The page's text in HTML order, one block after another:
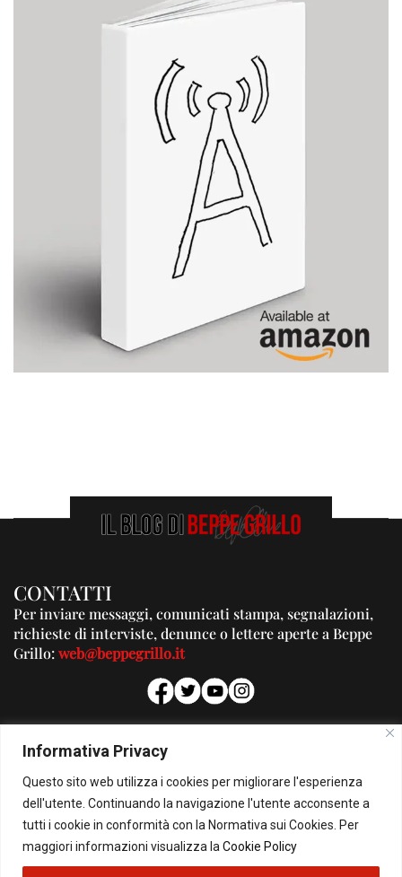
Informativa Privacy
Questo sito web utilizza i cookies per migliorare l'esperienza
dell'utente. Continuando la navigazione l'utente acconsente a
tutti i cookie in conformità con la Normativa sui Cookies. Per
maggiori informazioni visualizza la Cookie Policy
CONTATTI
Per inviare messaggi, comunicati stampa, segnalazioni,
richieste di interviste, denunce o lettere aperte a Beppe
Grillo:web@beppegrillo.it
PUBBLICITA'
Per la tua pubblicità su questo Blog:
pubblicita@beppegrillo.it